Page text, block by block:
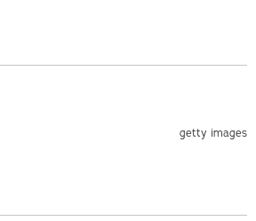
getty images